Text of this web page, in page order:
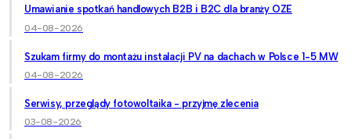
Umawianie spotkań handlowych B2B i B2C dla branży OZE
04-08-2026
Szukam firmy do montażu instalacji PV na dachach w Polsce 1-5 MW
04-08-2026
Serwisy, przeglądy fotowoltaika - przyjmę zlecenia
03-08-2026